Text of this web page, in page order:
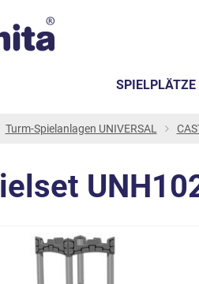
Turm-Spielanlagen UNIVERSAL
SPIELPLÄTZE